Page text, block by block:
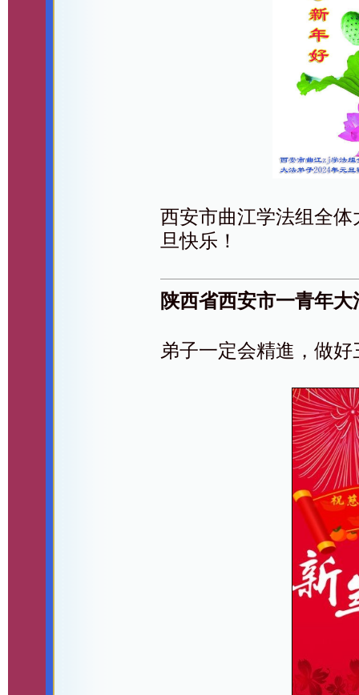
西安市曲江学法组全
旦快乐！
陕西省西安市一青年
弟子一定会精進，做